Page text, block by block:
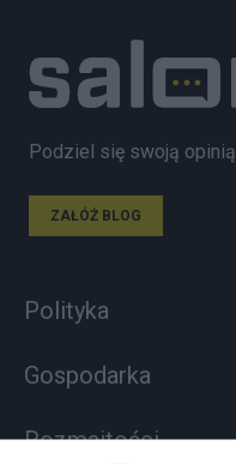
Podziel się swoją opinią
ZAŁÓŻ BLOG
Polityka
Gospodarka
Rozmaitości